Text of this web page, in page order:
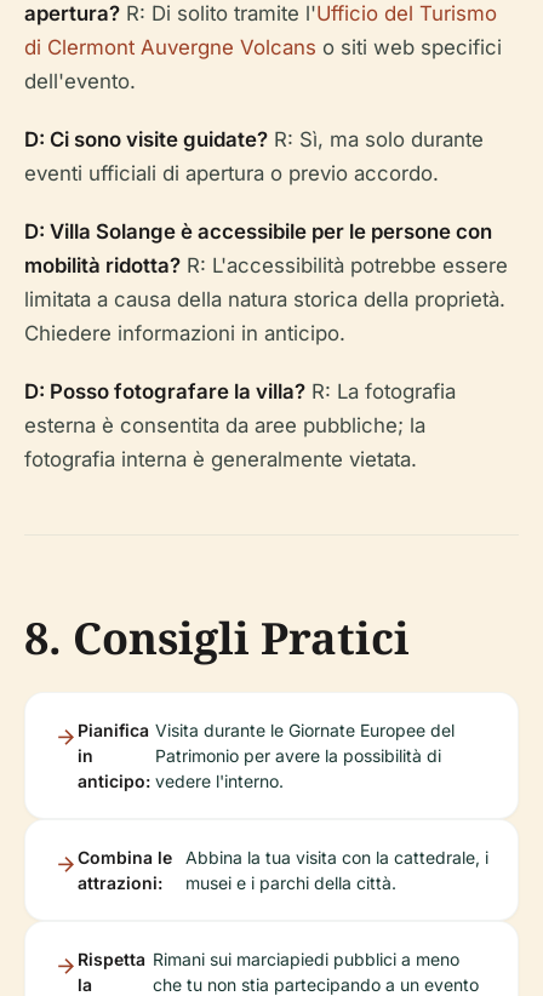
apertura? R: Di solito tramite l'Ufficio del Turismo
di Clermont Auvergne Volcans o siti web specifici
dell'evento.
D: Ci sono visite guidate? R: Sì, ma solo durante
eventi ufficiali di apertura o previo accordo.
D: Villa Solange è accessibile per le persone con
mobilità ridotta? R: L'accessibilità potrebbe essere
limitata a causa della natura storica della proprietà.
Chiedere informazioni in anticipo.
D: Posso fotografare la villa? R: La fotografia
esterna è consentita da aree pubbliche; la
fotografia interna è generalmente vietata.
8. Consigli Pratici
Pianifica
in
anticipo:
Visita durante le Giornate Europee del
Patrimonio per avere la possibilità di
vedere l'interno.
Combina le
attrazioni:
Abbina la tua visita con la cattedrale, i
musei e i parchi della città.
Rispetta
la
Rimani sui marciapiedi pubblici a meno
che tu non stia partecipando a un evento